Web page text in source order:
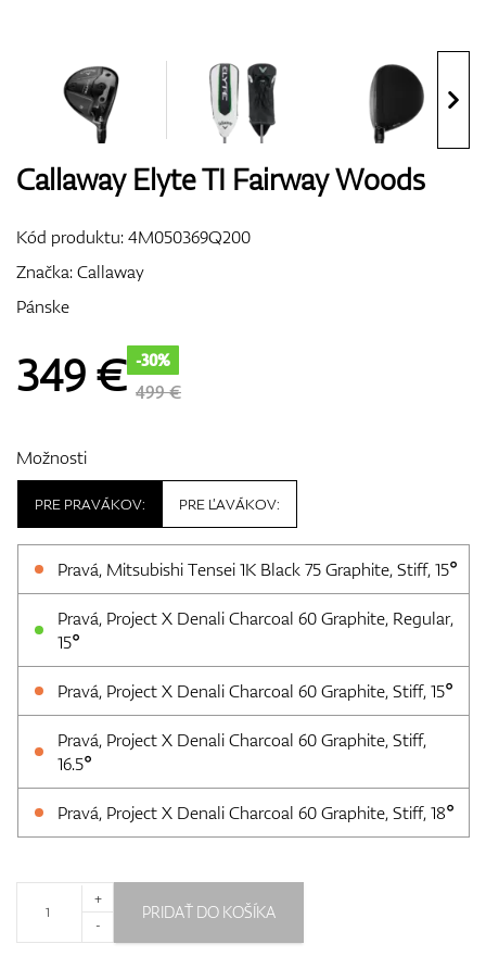
Bagy
Darčekové poukážky
Callaway Elyte TI Fairway Woods
Kód produktu:4M050369Q200
Značka:Callaway
Pánske
349€ -30%
499 €
Možnosti
PRE PRAVÁKOV:
Pravá, Mitsubishi Tensei 1K Black 75 Graphite, Stiff, 15°
Pravá, Project X Denali Charcoal 60 Graphite, Regular,
15°
Pravá, Project X Denali Charcoal 60 Graphite, Stiff, 15°
Pravá, Project X Denali Charcoal 60 Graphite, Stiff,
16.5°
Pravá, Project X Denali Charcoal 60 Graphite, Stiff, 18°
PRE ĽAVÁKOV:
+
-
PRIDAŤ DO KOŠÍKA